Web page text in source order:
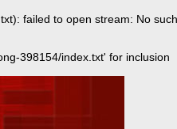
failed to open stream: No
398154/index.txt' for inclusion